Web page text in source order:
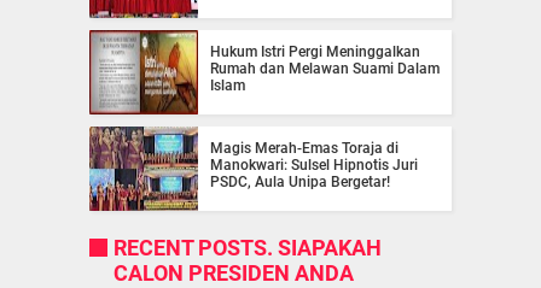
Hukum Istri Pergi Meninggalkan
Rumah dan Melawan Suami Dalam
Islam
Magis Merah-Emas Toraja di
Manokwari: Sulsel Hipnotis Juri
PSDC, Aula Unipa Bergetar!
RECENT POSTS. SIAPAKAH
CALON PRESIDEN ANDA